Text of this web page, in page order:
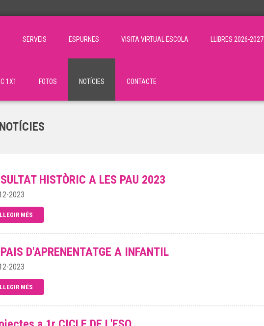
SERVEIS ESPURNES VISITA VIRTUAL ESCOLA LLIBRES 2026-2027
1X1 FOTOS NOTÍCIES CONTACTE
HISTÒRIC A LES PAU 2023
2023
LLEGIR MÉS
D'APRENENTATGE A INFANTIL
2023
LLEGIR MÉS